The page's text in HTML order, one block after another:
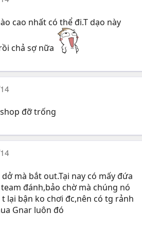
cao nhất có thể đi.T dạo này
chả sợ nữa
đỡ trống
mà bắt out.Tại nay có mấy đứa
đánh,bảo chờ mà chúng nó
lại bận ko chơi đc,nên có tg rảnh
Gnar luôn đó